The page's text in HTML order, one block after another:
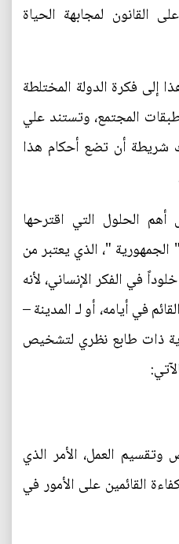
القانون لمجابهة الحياة
إلى فكرة الدولة المختلطة
المجتمع، وتستند علي
شريطة أن تضع أحكام هذا
أهم الحلول التي اقترحها
"، الذي يعتبر من
في الفكر الإنساني، لأنه
في أيامه، أو لـ المدينة –
ذات طابع نظري لتشخيص
العمل، الأمر الذي
القائمين على الأمور في